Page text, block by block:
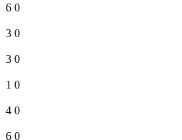
6 0
3 0
3 0
1 0
4 0
6 0